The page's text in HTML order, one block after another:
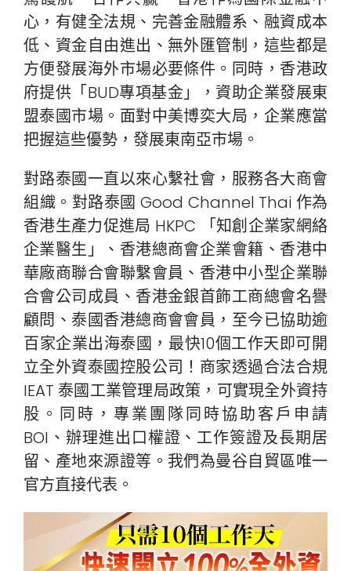
心，有健全法規、完善金融體系、融資成本
低、資金自由進出、無外匯管制，這些都是
方便發展海外市場必要條件。同時，香港政
府提供「BUD專項基金」，資助企業發展東
盟泰國市場。面對中美博奕大局，企業應當
把握這些優勢，發展東南亞市場。
對路泰國一直以來心繫社會，服務各大商會
組織。對路泰國 Good Channel Thai 作為
香港生產力促進局 HKPC 「知創企業家網絡
企業醫生」、香港總商會企業會籍、香港中
華廠商聯合會聯繫會員、香港中小型企業聯
合會公司成員、香港金銀首飾工商總會名譽
顧問、泰國香港總商會會員，至今已協助逾
百家企業出海泰國，最快10個工作天即可開
立全外資泰國控股公司！商家透過合法合規
IEAT 泰國工業管理局政策，可實現全外資持
股。同時，專業團隊同時協助客戶申請
BOI、辦理進出口權證、工作簽證及長期居
留、產地來源證等。我們為曼谷自貿區唯一
官方直接代表。